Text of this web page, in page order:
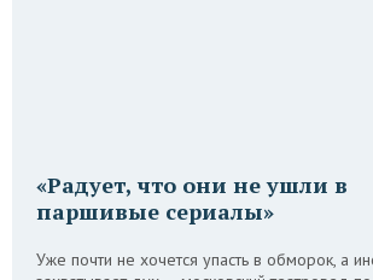
«Радует, что они не ушли в
паршивые сериалы»
Уже почти не хочется упасть в обморок, а